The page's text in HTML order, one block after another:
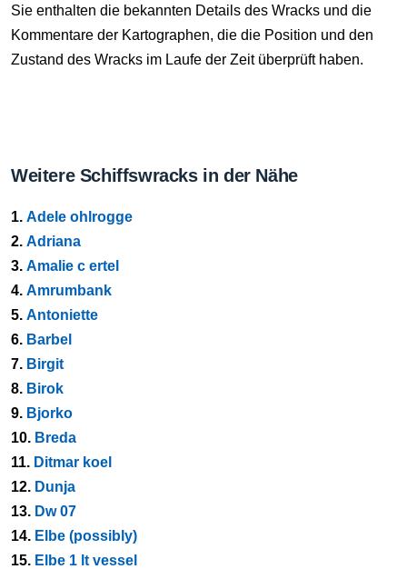
Sie enthalten die bekannten Details des Wracks und die
Kommentare der Kartographen, die die Position und den
Zustand des Wracks im Laufe der Zeit überprüft haben.
Weitere Schiffswracks in der Nähe
1. Adele ohlrogge
2. Adriana
3. Amalie c ertel
4. Amrumbank
5. Antoniette
6. Barbel
7. Birgit
8. Birok
9. Bjorko
10. Breda
11. Ditmar koel
12. Dunja
13. Dw 07
14. Elbe (possibly)
15. Elbe 1 lt vessel